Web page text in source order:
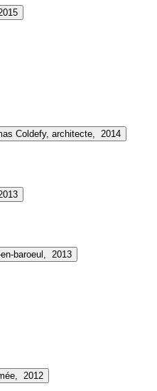
Coldefy, architecte, 2014
en-baroeul, 2013
2012